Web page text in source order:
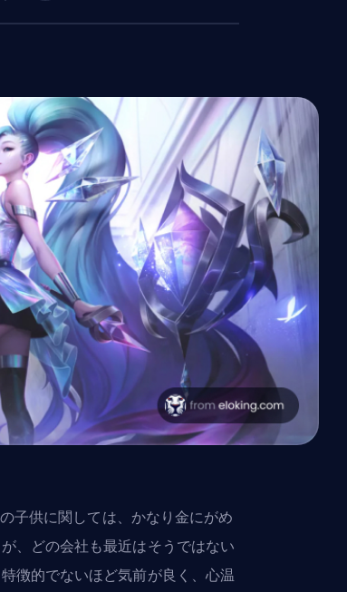
の子供に関しては、かなり金にがめ
、どの会社も最近はそうではない
徴的でないほど気前が良く、心温